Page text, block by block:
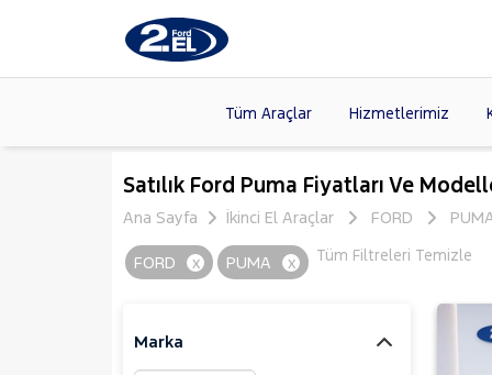
Tüm Araçlar Hizmetlerimiz
Markalar >
Modeller >
Kasalar
FORD
HYUNDAI
SKODA
Satılık Ford Puma Fiyatları Ve
Ana Sayfa
İkinci El Araçlar FORD
Tüm Filtreleri Temizle
FORD x PUMA x
Marka